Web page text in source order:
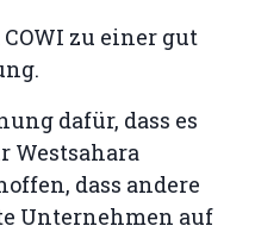
zu einer gut
dafür, dass es
Westsahara
dass andere
Unternehmen auf